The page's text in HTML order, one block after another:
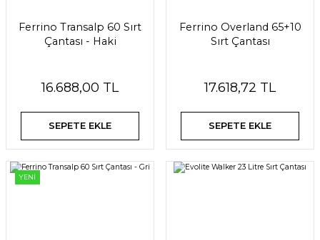
Ferrino Transalp 60 Sırt
Çantası - Haki
16.688,00 TL
SEPETE EKLE
Ferrino Overland 65+10
Sırt Çantası
17.618,72 TL
SEPETE EKLE
YENİ